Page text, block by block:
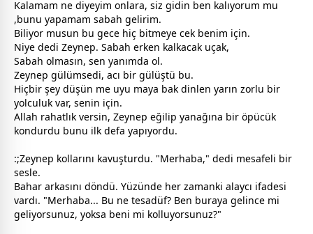
Kalamam ne diyeyim onlara, siz gidin ben kalıyorum mu
,bunu yapamam sabah gelirim.
Biliyor musun bu gece hiç bitmeye cek benim için.
Niye dedi Zeynep. Sabah erken kalkacak uçak,
Sabah olmasın, sen yanımda ol.
Zeynep gülümsedi, acı bir gülüştü bu.
Hiçbir şey düşün me uyu maya bak dinlen yarın zorlu bir
yolculuk var, senin için.
Allah rahatlık versin, Zeynep eğilip yanağına bir öpücük
kondurdu bunu ilk defa yapıyordu.
:;Zeynep kollarını kavuşturdu. "Merhaba," dedi mesafeli bir
sesle.
Bahar arkasını döndü. Yüzünde her zamanki alaycı ifadesi
vardı. "Merhaba... Bu ne tesadüf? Ben buraya gelince mi
geliyorsunuz, yoksa beni mi kolluyorsunuz?"